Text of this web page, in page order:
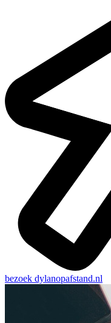
bezoek dylanopafstand.nl